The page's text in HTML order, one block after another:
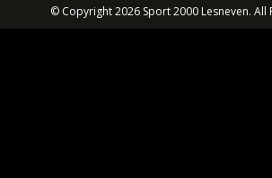
© Copyright 2026 Sport 2000 Lesneven. All